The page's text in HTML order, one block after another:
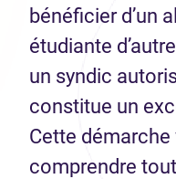
bénéficier d’un
étudiante
un syndic
constitue un
Cette
comprendre